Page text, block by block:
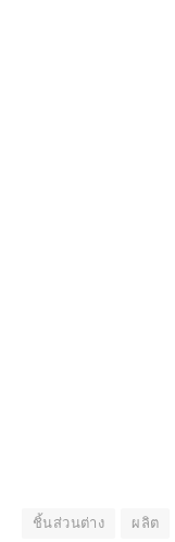
ชิ้นส่วนต่าง ผลิต